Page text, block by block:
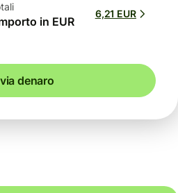
in EUR
6,21 EUR
denaro